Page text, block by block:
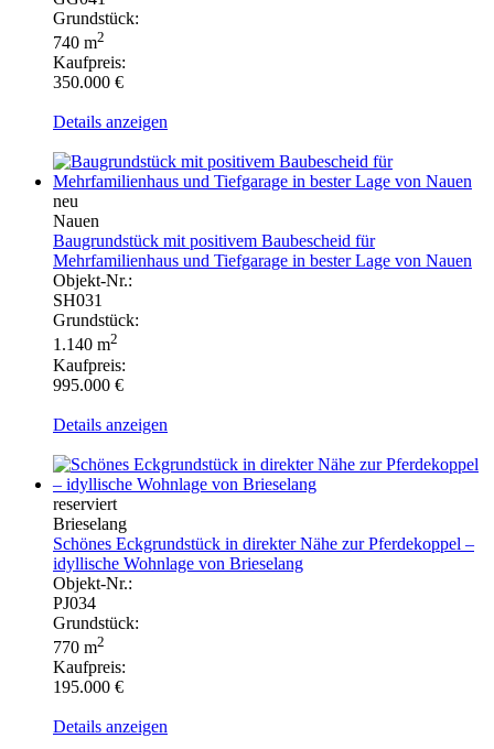
Grundstück:
740 m2
Kaufpreis:
350.000 €
Details anzeigen
neu
Nauen
Baugrundstück mit positivem Baubescheid für
Mehrfamilienhaus und Tiefgarage in bester Lage von Nauen
Objekt-Nr.:
SH031
Grundstück:
1.140 m2
Kaufpreis:
995.000 €
Details anzeigen
reserviert
Brieselang
Schönes Eckgrundstück in direkter Nähe zur Pferdekoppel –
idyllische Wohnlage von Brieselang
Objekt-Nr.:
PJ034
Grundstück:
770 m2
Kaufpreis:
195.000 €
Details anzeigen